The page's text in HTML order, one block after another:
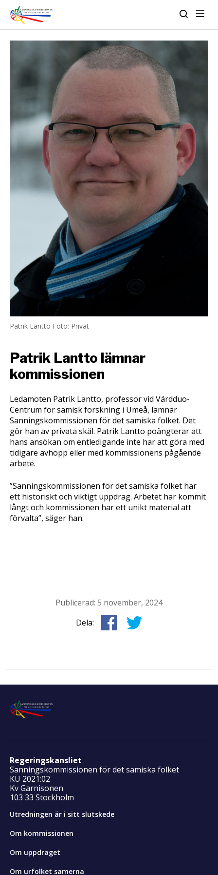
Patrik Lantto Foto: Privat
Patrik Lantto lämnar
kommissionen
Ledamoten Patrik Lantto, professor vid Várdduo-
Centrum för samisk forskning i Umeå, lämnar
Sanningskommissionen för det samiska folket. Det
gör han av privata skäl. Patrik Lantto poängterar att
hans ansökan om entledigande inte har att göra med
tidigare avhopp eller med kommissionens pågående
arbete.
”Sanningskommissionen för det samiska folket har
ett historiskt och viktigt uppdrag. Arbetet har kommit
långt och kommissionen har ett unikt material att
förvalta”, säger han.
Publicerad: 5 november, 2024
Dela:
Regeringskansliet
Sanningskommissionen för det samiska folket
KU 2021:02
Kv Garnisonen
103 33 Stockholm
Utredningen är i sitt slutskede
Om kommissionen
Om uppdraget
Om urfolket samerna